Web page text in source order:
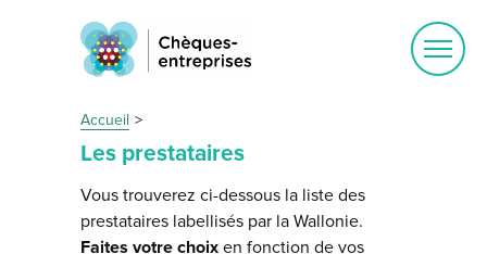
Accueil
Les prestataires
Vous trouverez ci-dessous la liste des
prestataires labellisés par la Wallonie.
Faites votre choix en fonction de vos
Ouvrir
le